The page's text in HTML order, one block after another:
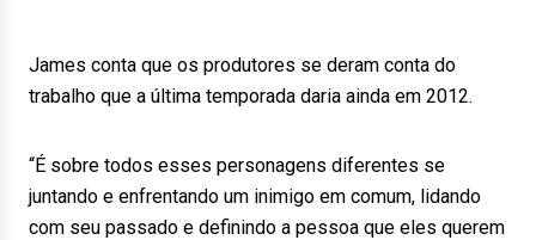
James conta que os produtores se deram conta do
trabalho que a última temporada daria ainda em 2012.
“É sobre todos esses personagens diferentes se
juntando e enfrentando um inimigo em comum, lidando
com seu passado e definindo a pessoa que eles querem